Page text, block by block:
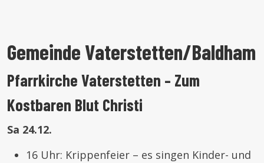
Gemeinde Vaterstetten/Baldham
Pfarrkirche Vaterstetten – Zum
Kostbaren Blut Christi
Sa 24.12.
16 Uhr: Krippenfeier – es singen Kinder- und